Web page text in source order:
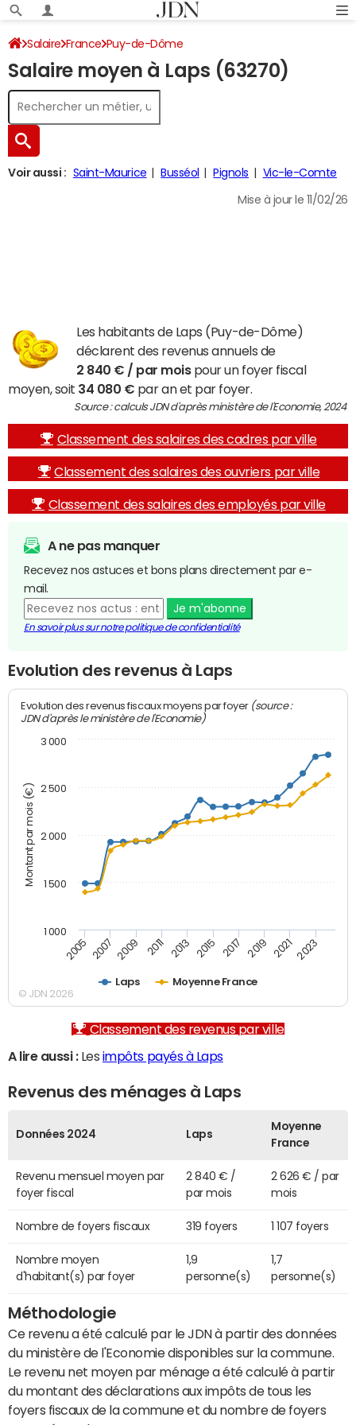
Salaire France Puy-de-Dôme
Salaire moyen à Laps (63270)
Voir aussi : Saint-Maurice Busséol Pignols Vic-le-Comte
Mise à jour le 11/02/26
Les habitants de Laps (Puy-de-Dôme)
déclarent des revenus annuels de
2 840 € / par moispour un foyer fiscal
moyen, soit 34 080 € par an et par foyer.
Source : calculs JDN d'après ministère de l'Economie, 2024
Classement des salaires des cadres par ville
Classement des salaires des ouvriers par ville
Classement des salaires des employés par ville
A ne pas manquer
Recevez nos astuces et bons plans directement par e-
mail.
Je m'abonne
En savoir plus sur notre politique de confidentialité
Evolution des revenus à Laps
Montant par mois (€)
Evolution des revenus fiscaux moyens par foyer (source :
JDN d'après le ministère de l'Economie)
Laps Moyenne France
2005 2007 2009 2011 2013 2015 2017 2019 2021 2023
1 000
1 500
2 000
2 500
3 000
© JDN 2026
Classement des revenus par ville
A lire aussi :Les impôts payés à Laps
Revenus des ménages à Laps
Données 2024 Laps
Moyenne
France
Revenu mensuel moyen par
foyer fiscal
2 840 € /
par mois
2 626 € / par
mois
Nombre de foyers fiscaux 319 foyers 1 107 foyers
Nombre moyen
d'habitant(s) par foyer
1,9
personne(s)
1,7
personne(s)
Méthodologie
Ce revenu a été calculé par le JDN à partir des données
du ministère de l'Economie disponibles sur la commune.
Le revenu net moyen par ménage a été calculé à partir
du montant des déclarations aux impôts de tous les
foyers fiscaux de la commune et du nombre de foyers